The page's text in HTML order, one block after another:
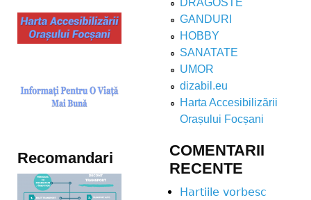
Recomandari
GANDURI
HOBBY
SANATATE
UMOR
dizabil.eu
Harta Accesibilizării
Orașului Focșani
COMENTARII
RECENTE
Hartiile vorbesc